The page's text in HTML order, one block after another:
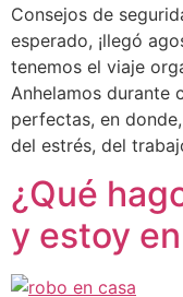
Consejos de
esperado, ¡llegó
tenemos el viaje
Anhelamos durante
perfectas, en
del estrés, del
¿Qué
y estoy